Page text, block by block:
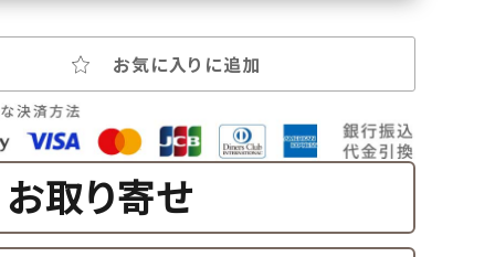
お気に入りに追加
お取り寄せ